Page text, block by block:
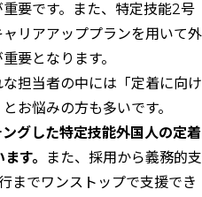
要です。また、特定技能2号
リアアッププランを用いて外
要となります。
担当者の中には「定着に向け
お悩みの方も多いです。
グした特定技能外国人の定着
す。
また、採用から義務的支
までワンストップで支援でき